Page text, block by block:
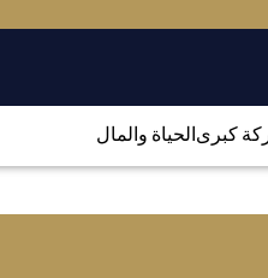
كبرىالحياة والمال